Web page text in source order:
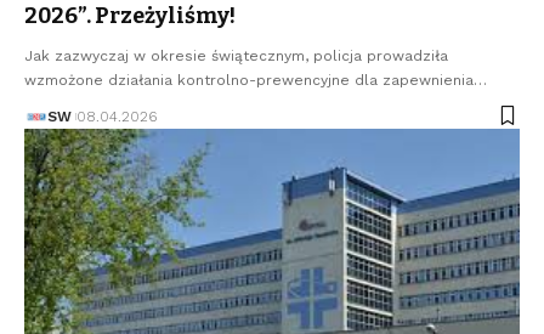
2026”. Przeżyliśmy!
Jak zazwyczaj w okresie świątecznym, policja prowadziła
wzmożone działania kontrolno-prewencyjne dla zapewnienia…
SW 08.04.2026